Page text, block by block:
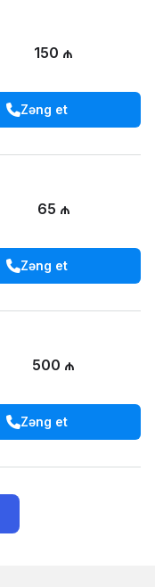
150 ₼
Zəng et
65 ₼
Zəng et
500 ₼
Zəng et